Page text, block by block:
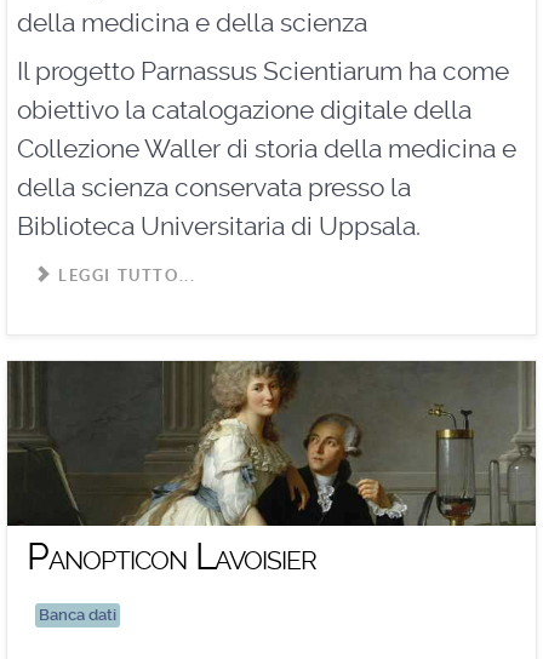
della medicina e della scienza
Il progetto Parnassus Scientiarum ha come
obiettivo la catalogazione digitale della
Collezione Waller di storia della medicina e
della scienza conservata presso la
Biblioteca Universitaria di Uppsala.
LEGGI TUTTO...
Panopticon Lavoisier
Banca dati